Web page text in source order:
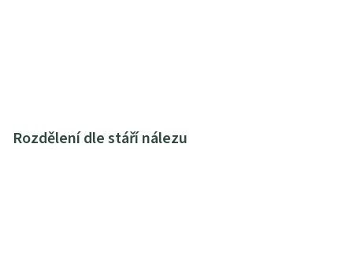
Rozdělení dle stáří nálezu